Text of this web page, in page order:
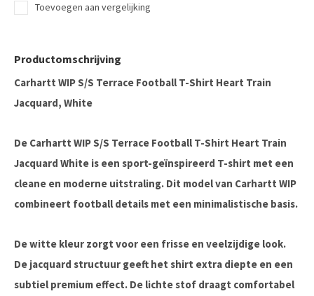
Toevoegen aan vergelijking
Productomschrijving
Carhartt WIP S/S Terrace Football T-Shirt Heart Train
Jacquard, White
De Carhartt WIP S/S Terrace Football T-Shirt Heart Train
Jacquard White is een sport-geïnspireerd T-shirt met een
cleane en moderne uitstraling. Dit model van Carhartt WIP
combineert football details met een minimalistische basis.
De witte kleur zorgt voor een frisse en veelzijdige look.
De jacquard structuur geeft het shirt extra diepte en een
subtiel premium effect. De lichte stof draagt comfortabel